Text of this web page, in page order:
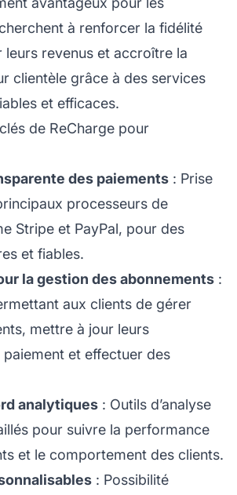
à renforcer la fidélité
leurs revenus et accroître la
clientèle grâce à des services
et efficaces.
de ReCharge pour
des paiements : Prise
processeurs de
Stripe et PayPal, pour des
et fiables.
la gestion des abonnements :
aux clients de gérer
mettre à jour leurs
et effectuer des
analytiques : Outils d’analyse
pour suivre la performance
et le comportement des clients.
: Possibilité